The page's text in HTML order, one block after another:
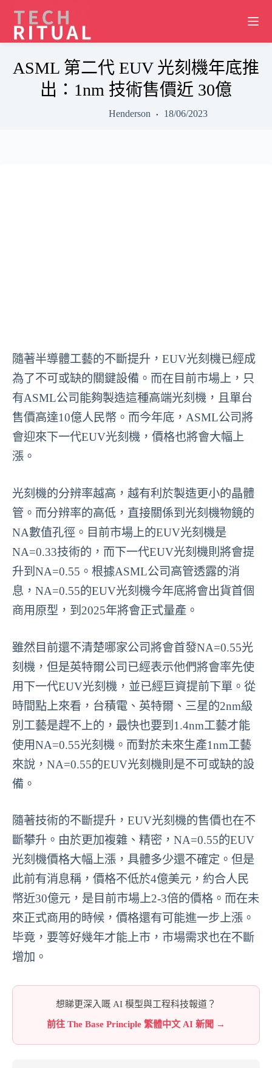
content
ASML 第二代 EUV 光刻機年底推
出：1nm 技術售價近 30億
Henderson 18/06/2023
隨著半導體工藝的不斷提升，EUV光刻機已經成
為了不可或缺的關鍵設備。而在目前市場上，只
有ASML公司能夠製造這種高端光刻機，且單台
售價高達10億人民幣。而今年底，ASML公司將
會迎來下一代EUV光刻機，價格也將會大幅上
漲。
光刻機的分辨率越高，越有利於製造更小的晶體
管。而分辨率的高低，直接關係到光刻機物鏡的
NA數值孔徑。目前市場上的EUV光刻機是
NA=0.33技術的，而下一代EUV光刻機則將會提
升到NA=0.55。根據ASML公司高管透露的消
息，NA=0.55的EUV光刻機今年底將會出貨首個
商用原型，到2025年將會正式量產。
雖然目前還不清楚哪家公司將會首發NA=0.55光
刻機，但是英特爾公司已經表示他們將會率先使
用下一代EUV光刻機，並已經巨資提前下單。從
時間點上來看，台積電、英特爾、三星的2nm級
別工藝是趕不上的，最快也要到1.4nm工藝才能
使用NA=0.55光刻機。而對於未來生產1nm工藝
來說，NA=0.55的EUV光刻機則是不可或缺的設
備。
隨著技術的不斷提升，EUV光刻機的售價也在不
斷攀升。由於更加複雜、精密，NA=0.55的EUV
光刻機價格大幅上漲，具體多少還不確定。但是
此前有消息稱，價格不低於4億美元，約合人民
幣近30億元，是目前市場上2-3倍的價格。而在未
來正式商用的時候，價格還有可能進一步上漲。
毕竟，要等好幾年才能上市，市場需求也在不斷
增加。
想睇更深入嘅 AI 模型與工程科技報道？
前往 The Base Principle 繁體中文 AI 新聞 →